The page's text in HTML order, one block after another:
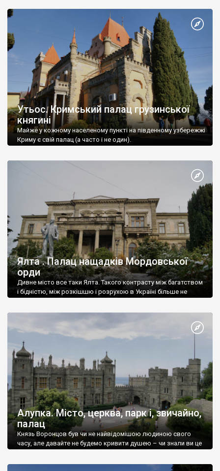
Утьос. Кримський палац грузинської
княгині
Майже у кожному населеному пункті на південному узбережжі
Криму є свій палац (а часто і не один).
Ялта . Палац нащадків Мордовської
орди
Дивне місто все таки Ялта. Такого контрасту між багатством
і бідністю, між розкішшю і розрухою в Україні більше не
Алупка. Місто, церква, парк і, звичайно,
палац
Князь Воронцов був чи не найвідомішою людиною свого
часу, але давайте не будемо кривити душею – чи знали ви це